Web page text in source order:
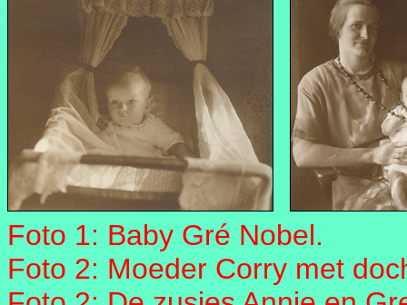
Foto 1: Baby Gré Nobel.
Foto 2: Moeder Corry met